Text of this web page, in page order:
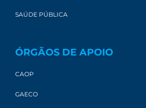
SAÚDE PÚBLICA
ÓRGÃOS DE APOIO
CAOP
GAECO